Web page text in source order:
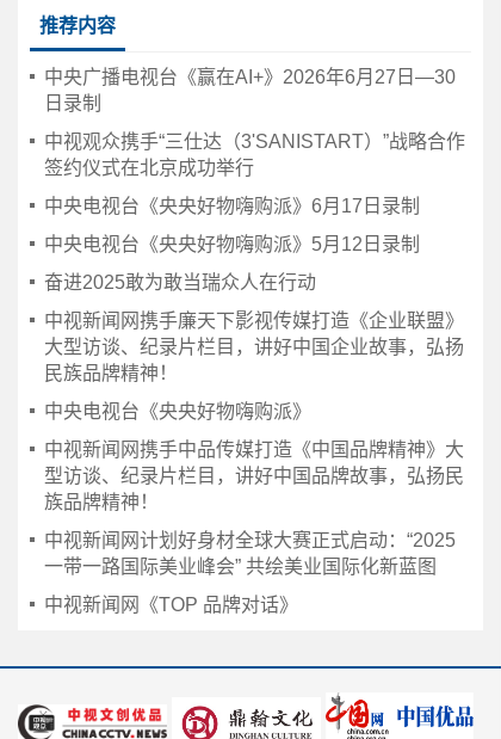
推荐内容
中央广播电视台《赢在AI+》2026年6月27日—30
日录制
中视观众携手“三仕达（3'SANISTART）”战略合作
签约仪式在北京成功举行
中央电视台《央央好物嗨购派》6月17日录制
中央电视台《央央好物嗨购派》5月12日录制
奋进2025敢为敢当瑞众人在行动
中视新闻网携手廉天下影视传媒打造《企业联盟》
大型访谈、纪录片栏目，讲好中国企业故事，弘扬
民族品牌精神！
中央电视台《央央好物嗨购派》
中视新闻网携手中品传媒打造《中国品牌精神》大
型访谈、纪录片栏目，讲好中国品牌故事，弘扬民
族品牌精神！
中视新闻网计划好身材全球大赛正式启动：“2025
一带一路国际美业峰会” 共绘美业国际化新蓝图
中视新闻网《TOP 品牌对话》